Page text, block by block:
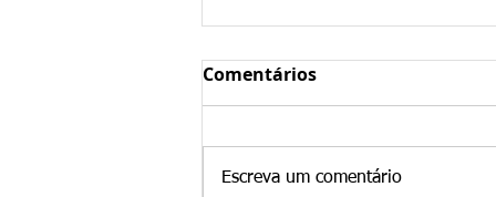
Comentários
Escreva um comentário